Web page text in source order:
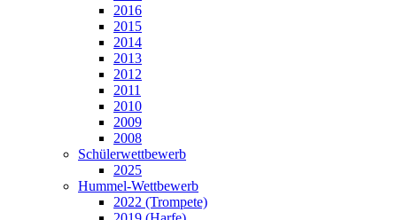
2016
2015
2014
2013
2012
2011
2010
2009
2008
Schülerwettbewerb
2025
Hummel-Wettbewerb
2022 (Trompete)